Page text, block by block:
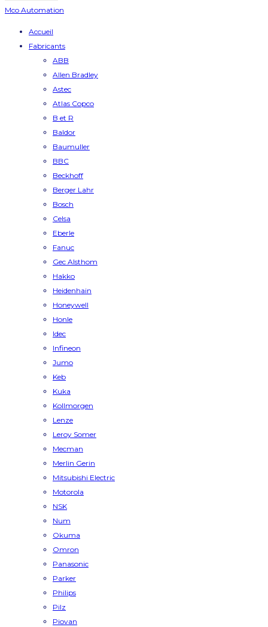
Mco Automation
Accueil
Fabricants
ABB
Allen Bradley
Astec
Atlas Copco
B et R
Baldor
Baumuller
BBC
Beckhoff
Berger Lahr
Bosch
Celsa
Eberle
Fanuc
Gec Alsthom
Hakko
Heidenhain
Honeywell
Honle
Idec
Infineon
Jumo
Keb
Kuka
Kollmorgen
Lenze
Leroy Somer
Mecman
Merlin Gerin
Mitsubishi Electric
Motorola
NSK
Num
Okuma
Omron
Panasonic
Parker
Philips
Pilz
Piovan